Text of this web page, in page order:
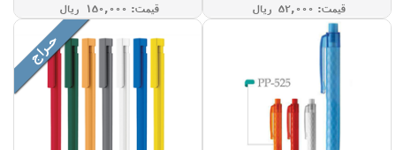
قيمت: 52,000 ريال
قيمت: 150,000 ريال